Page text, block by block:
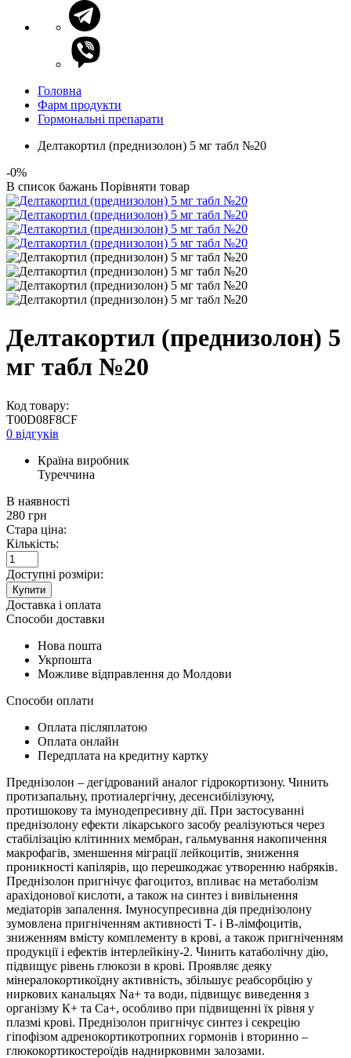
Головна
Фарм продукти
Гормональні препарати
Делтакортил (преднизолон) 5 мг табл №20
-0%
В список бажань Порівняти товар
Делтакортил (преднизолон) 5
мг табл №20
Код товару:
T00D08F8CF
0 відгуків
Країна виробник
Туреччина
В наявності
280 грн
Стара ціна:
Кількість:
Доступні розміри:
Купити
Доставка і оплата
Способи доставки
Нова пошта
Укрпошта
Можливе відправлення до Молдови
Способи оплати
Оплата післяплатою
Оплата онлайн
Передплата на кредитну картку
Преднізолон – дегідрований аналог гідрокортизону. Чинить
протизапальну, протиалергічну, десенсибілізуючу,
протишокову та імунодепресивну дії. При застосуванні
преднізолону ефекти лікарського засобу реалізуються через
стабілізацію клітинних мембран, гальмування накопичення
макрофагів, зменшення міграції лейкоцитів, зниження
проникності капілярів, що перешкоджає утворенню набряків.
Преднізолон пригнічує фагоцитоз, впливає на метаболізм
арахідонової кислоти, а також на синтез і вивільнення
медіаторів запалення. Імуносупресивна дія преднізолону
зумовлена пригніченням активності Т- і В-лімфоцитів,
зниженням вмісту комплементу в крові, а також пригніченням
продукції і ефектів інтерлейкіну-2. Чинить катаболічну дію,
підвищує рівень глюкози в крові. Проявляє деяку
мінералокортикоїдну активність, збільшує реабсорбцію у
ниркових канальцях Na+ та води, підвищує виведення з
організму К+ та Са+, особливо при підвищенні їх рівня у
плазмі крові. Преднізолон пригнічує синтез і секрецію
гіпофізом адренокортикотропних гормонів і вторинно –
глюкокортикостероїдів наднирковими залозами.